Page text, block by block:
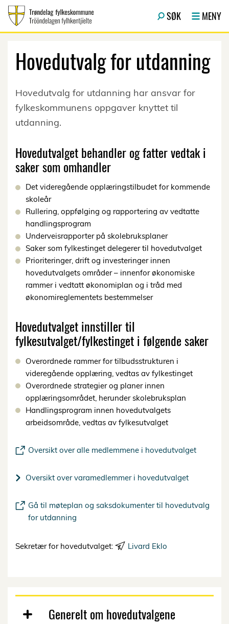
SØK MENY
Hovedutvalg for utdanning
Hovedutvalg for utdanning har ansvar for
fylkeskommunens oppgaver knyttet til
utdanning.
Hovedutvalget behandler og fatter vedtak i
saker som omhandler
Det videregående opplæringstilbudet for kommende
skoleår
Rullering, oppfølging og rapportering av vedtatte
handlingsprogram
Underveisrapporter på skolebruksplaner
Saker som fylkestinget delegerer til hovedutvalget
Prioriteringer, drift og investeringer innen
hovedutvalgets områder – innenfor økonomiske
rammer i vedtatt økonomiplan og i tråd med
økonomireglementets bestemmelser
Hovedutvalget innstiller til
fylkesutvalget/fylkestinget i følgende saker
Overordnede rammer for tilbudsstrukturen i
videregående opplæring, vedtas av fylkestinget
Overordnede strategier og planer innen
opplæringsområdet, herunder skolebruksplan
Handlingsprogram innen hovedutvalgets
arbeidsområde, vedtas av fylkesutvalget
Oversikt over alle medlemmene i hovedutvalget
Oversikt over varamedlemmer i hovedutvalget
Gå til møteplan og saksdokumenter til hovedutvalg
for utdanning
Sekretær for hovedutvalget: Livard Eklo
Generelt om hovedutvalgene